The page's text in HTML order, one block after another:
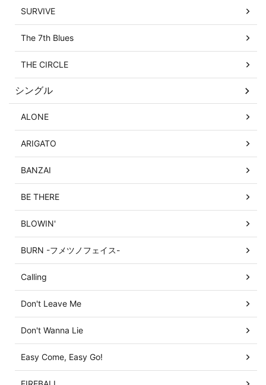
SURVIVE
The 7th Blues
THE CIRCLE
シングル
ALONE
ARIGATO
BANZAI
BE THERE
BLOWIN'
BURN -フメツノフェイス-
Calling
Don't Leave Me
Don't Wanna Lie
Easy Come, Easy Go!